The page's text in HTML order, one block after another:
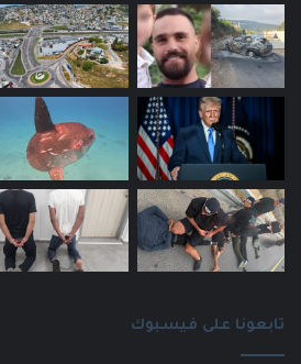
تابعونا على فيسبوك